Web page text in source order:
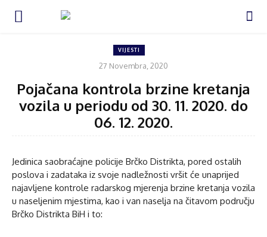
VIJESTI
27 Novembra, 2020
Pojačana kontrola brzine kretanja
vozila u periodu od 30. 11. 2020. do
06. 12. 2020.
Jedinica saobraćajne policije Brčko Distrikta, pored ostalih
poslova i zadataka iz svoje nadležnosti vršit će unaprijed
najavljene kontrole radarskog mjerenja brzine kretanja vozila
u naseljenim mjestima, kao i van naselja na čitavom području
Brčko Distrikta BiH i to: